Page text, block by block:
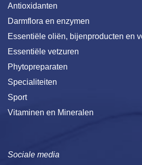
Antioxidanten
Darmflora en enzymen
Essentiële oliën, bijenproducten en
Essentiële vetzuren
Phytopreparaten
Specialiteiten
Sport
Vitaminen en Mineralen
Sociale media